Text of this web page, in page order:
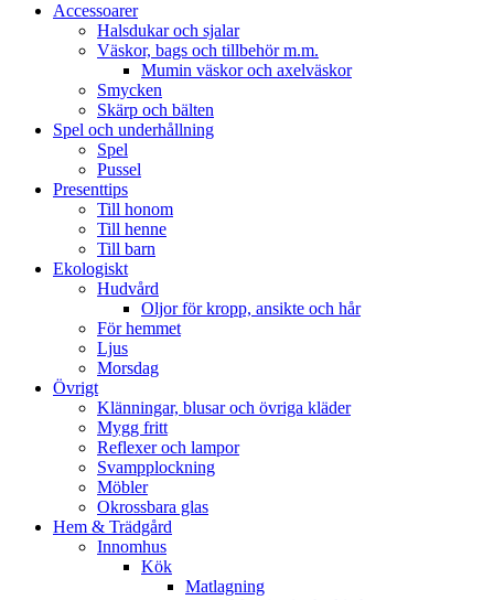
Accessoarer
Halsdukar och sjalar
Väskor, bags och tillbehör m.m.
Mumin väskor och axelväskor
Smycken
Skärp och bälten
Spel och underhållning
Spel
Pussel
Presenttips
Till honom
Till henne
Till barn
Ekologiskt
Hudvård
Oljor för kropp, ansikte och hår
För hemmet
Ljus
Morsdag
Övrigt
Klänningar, blusar och övriga kläder
Mygg fritt
Reflexer och lampor
Svampplockning
Möbler
Okrossbara glas
Hem & Trädgård
Innomhus
Kök
Matlagning